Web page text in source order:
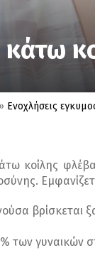
» Ενοχλήσεις
κοίλης
βρίσκεται
των γυναικών